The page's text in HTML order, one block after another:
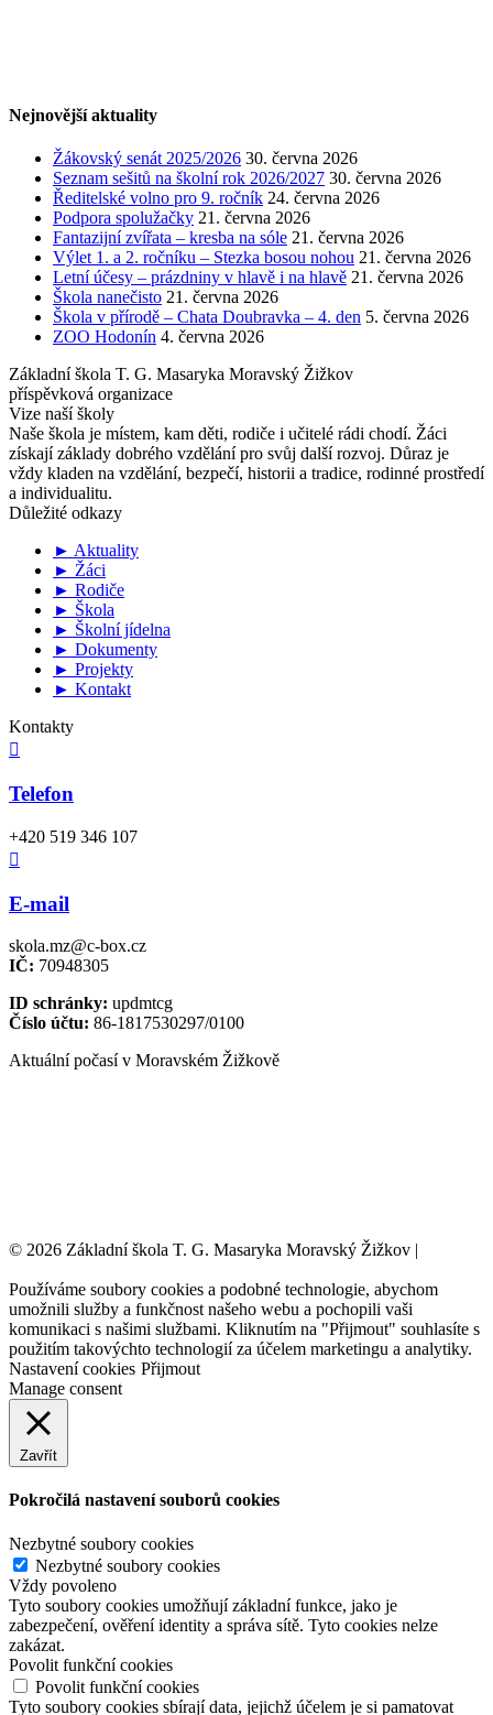
Nejnovější aktuality
Žákovský senát 2025/2026 30. června 2026
Seznam sešitů na školní rok 2026/2027 30. června 2026
Ředitelské volno pro 9. ročník 24. června 2026
Podpora spolužačky 21. června 2026
Fantazijní zvířata – kresba na sóle 21. června 2026
Výlet 1. a 2. ročníku – Stezka bosou nohou 21. června 2026
Letní účesy – prázdniny v hlavě i na hlavě 21. června 2026
Škola nanečisto 21. června 2026
Škola v přírodě – Chata Doubravka – 4. den 5. června 2026
ZOO Hodonín 4. června 2026
Základní škola T. G. Masaryka Moravský Žižkov
příspěvková organizace
Vize naší školy
Naše škola je místem, kam děti, rodiče i učitelé rádi chodí. Žáci
získají základy dobrého vzdělání pro svůj další rozvoj. Důraz je
vždy kladen na vzdělání, bezpečí, historii a tradice, rodinné prostředí
a individualitu.
Důležité odkazy
► Aktuality
► Žáci
► Rodiče
► Škola
► Školní jídelna
► Dokumenty
► Projekty
► Kontakt
Kontakty

Telefon
+420 519 346 107

E-mail
skola.mz@c-box.cz
IČ: 70948305
ID schránky: updmtcg
Číslo účtu: 86-1817530297/0100
Aktuální počasí v Moravském Žižkově
© 2026 Základní škola T. G. Masaryka Moravský Žižkov |
Používáme soubory cookies a podobné technologie, abychom
umožnili služby a funkčnost našeho webu a pochopili vaši
komunikaci s našimi službami. Kliknutím na "Přijmout" souhlasíte s
použitím takovýchto technologií za účelem marketingu a analytiky.
Nastavení cookies Přijmout
Manage consent
Zavřít
Pokročilá nastavení souborů cookies
Nezbytné soubory cookies
Nezbytné soubory cookies
Vždy povoleno
Tyto soubory cookies umožňují základní funkce, jako je
zabezpečení, ověření identity a správa sítě. Tyto cookies nelze
zakázat.
Povolit funkční cookies
Povolit funkční cookies
Tyto soubory cookies sbírají data, jejichž účelem je si pamatovat